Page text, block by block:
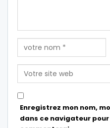
Enregistrez mon nom,
dans ce navigateur